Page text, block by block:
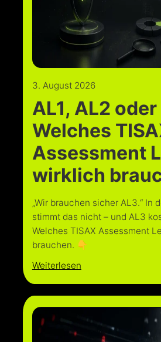
3. August 2026
AL1, AL2
Welches
Assessment
wirklich
„Wir brauchen sicher AL3.“ In
stimmt das nicht – und AL3
Welches TISAX Assessment
brauchen. 👇
Weiterlesen